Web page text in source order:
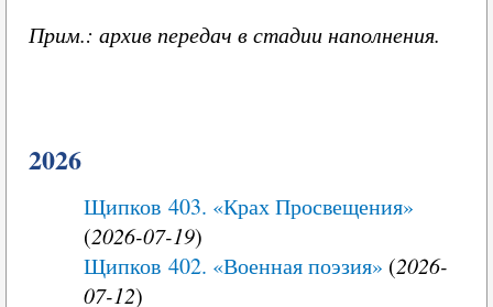
Прим.: архив передач в стадии наполнения.
2026
Щипков 403. «Крах Просвещения»
(2026-07-19)
Щипков 402. «Военная поэзия» (2026-
07-12)